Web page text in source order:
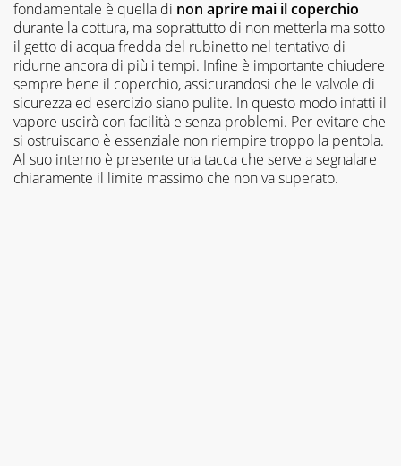
fondamentale è quella di non aprire mai il coperchio
durante la cottura, ma soprattutto di non metterla ma sotto
il getto di acqua fredda del rubinetto nel tentativo di
ridurne ancora di più i tempi. Infine è importante chiudere
sempre bene il coperchio, assicurandosi che le valvole di
sicurezza ed esercizio siano pulite. In questo modo infatti il
vapore uscirà con facilità e senza problemi. Per evitare che
si ostruiscano è essenziale non riempire troppo la pentola.
Al suo interno è presente una tacca che serve a segnalare
chiaramente il limite massimo che non va superato.